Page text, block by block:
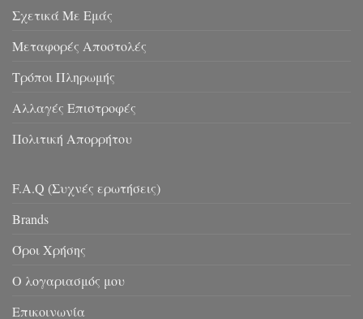
Σχετικά Με Εμάς
Μεταφορές Αποστολές
Τρόποι Πληρωμής
Αλλαγές Επιστροφές
Πολιτική Απορρήτου
F.A.Q (Συχνές ερωτήσεις)
Brands
Όροι Χρήσης
Ο λογαριασμός μου
Επικοινωνία